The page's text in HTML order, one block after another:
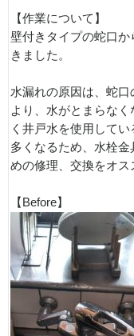
【作業について】
壁付きタイプの蛇口
きました。
水漏れの原因は、蛇
より、水がとまらな
く井戸水を使用して
多くなるため、水栓
めの修理、交換をオス
【Before】